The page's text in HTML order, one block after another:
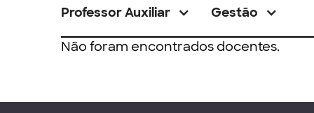
Professor Auxiliar Gestão
Não foram encontrados docentes.